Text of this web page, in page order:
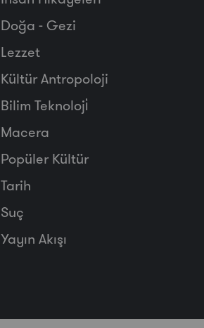
Doğa - Gezi
Lezzet
Kültür Antropoloji
Bilim Teknoloji̇
Macera
Popüler Kültür
Tarih
Suç
Yayın Akışı